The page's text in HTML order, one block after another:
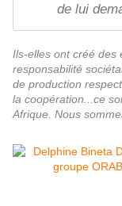
de lui
Ils-elles ont créé des
responsabilité
de production
la coopération...ce
Afrique. Nous